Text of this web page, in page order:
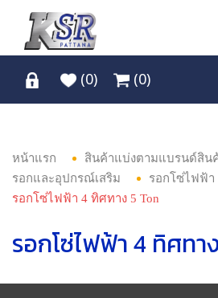
(0) (0)
หน้าแรก สินค้าแบ่งตามแบรนด์สิน
รอกและอุปกรณ์เสริม
รอกโซ่ไฟฟ้า
รอกโซ่ไฟฟ้า 4 ทิศทาง 5 Ton
รอกโซ่ไฟฟ้า 4 ทิศทา